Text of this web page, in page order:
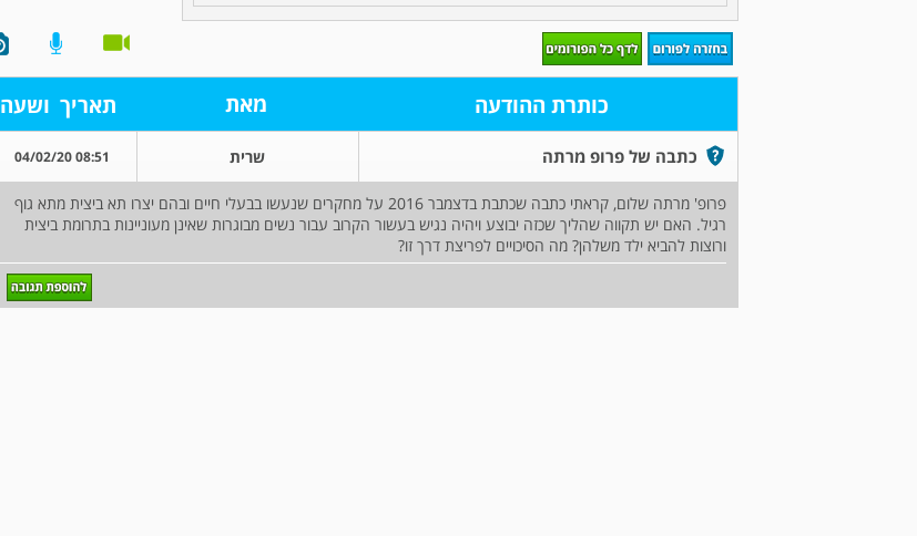
כותרת ההודעה מאת תאריך ושעה
כתבה של פרופ מרתה שרית 08:51 04/02/20
פרופ' מרתה שלום, קראתי כתבה שכתבת בדצמבר 2016 על מחקרים שנעשו בבעלי חיים ובהם יצרו תא ביצית מתא גוף
רגיל. האם יש תקווה שהליך שכזה יבוצע ויהיה נגיש בעשור הקרוב עבור נשים מבוגרות שאינן מעוניינות בתרומת ביצית
ורוצות להביא ילד משלהן? מה הסיכויים לפריצת דרך זו?